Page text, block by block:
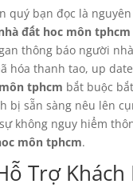
quý bạn đọc là
đất hoc môn tphcm
thông báo người
hóa thanh tao, up
tphcm bắt buộc
bị sẵn sàng nêu lên
không nguy hiểm
môn tphcm.
Trợ